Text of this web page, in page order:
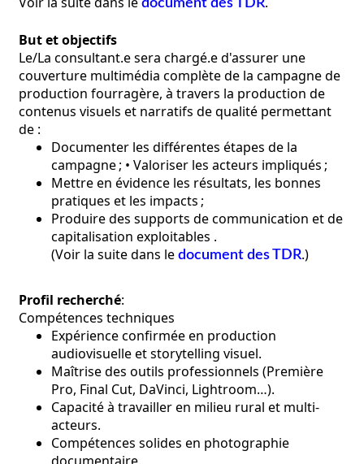
document des TDR
But et objectifs
Le/La consultant.e sera chargé.e d'assurer une
couverture multimédia complète de la campagne de
production fourragère, à travers la production de
contenus visuels et narratifs de qualité permettant
de :
Documenter les différentes étapes de la
campagne ; • Valoriser les acteurs impliqués ;
Mettre en évidence les résultats, les bonnes
pratiques et les impacts ;
Produire des supports de communication et de
capitalisation exploitables .
(Voir la suite dans le document des TDR.)
Profil recherché:
Compétences techniques
Expérience confirmée en production
audiovisuelle et storytelling visuel.
Maîtrise des outils professionnels (Première
Pro, Final Cut, DaVinci, Lightroom…).
Capacité à travailler en milieu rural et multi-
acteurs.
Compétences solides en photographie